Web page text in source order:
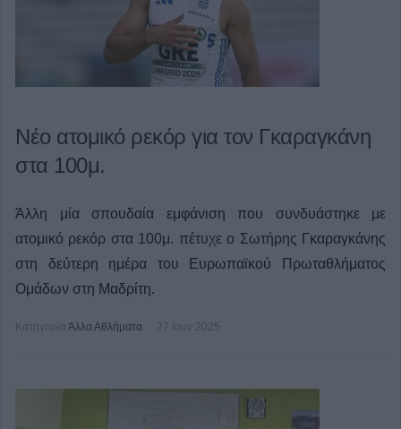
Νέo ατομικό ρεκόρ για τον Γκαραγκάνη
στα 100μ.
Άλλη μία σπουδαία εμφάνιση που συνδυάστηκε με
ατομικό ρεκόρ στα 100μ. πέτυχε ο Σωτήρης Γκαραγκάνης
στη δεύτερη ημέρα του Ευρωπαϊκού Πρωταθλήματος
Ομάδων στη Μαδρίτη.
Κατηγορία Άλλα Αθλήματα 27 Ιουν 2025